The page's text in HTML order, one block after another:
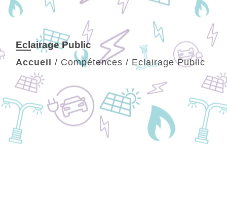
Eclairage Public
Accueil / Compétences / Eclairage Public